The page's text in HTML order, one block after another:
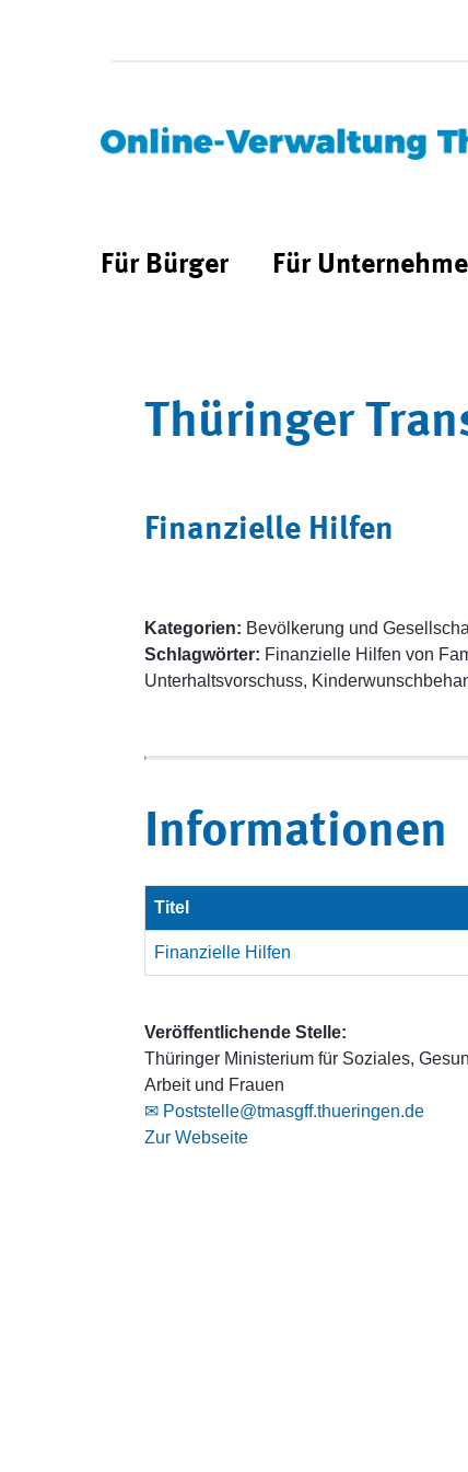
Für Bürger Für
Thüringer
Finanzielle Hilfen
Kategorien: Bevölkerung und
Schlagwörter: Finanzielle Hilfen von
Unterhaltsvorschuss,
Informationen
Titel
Finanzielle Hilfen
Veröffentlichende Stelle:
Thüringer Ministerium für Soziales,
Arbeit und Frauen
✉ Poststelle@tmasgff.thueringen.de
Zur Webseite